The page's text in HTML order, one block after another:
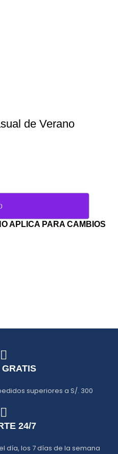
de Verano
APLICA PARA CAMBIOS
GRATIS
superiores a S/. 300
24/7
día, los 7 días de la semana